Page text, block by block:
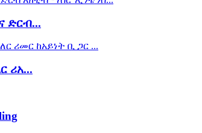
ድርብ...
ሪአ...